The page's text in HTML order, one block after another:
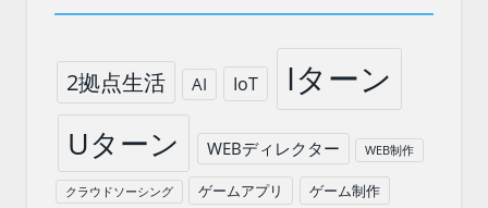
2拠点生活 AI IoT Iターン
Uターン WEBディレクター WEB制作
クラウドソーシング ゲームアプリ ゲーム制作